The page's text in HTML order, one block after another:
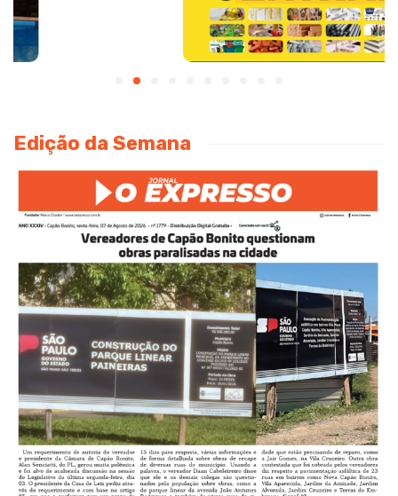
Edição da Semana